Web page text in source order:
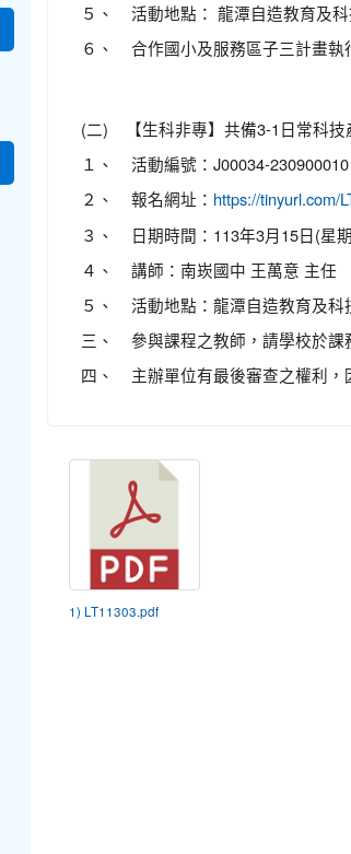
５、 活動地點： 龍潭自造教育及
６、 合作國小及服務區子三計畫執
(二) 【生科非專】共備3-1日常科技
１、 活動編號：J00034-230900010
２、 報名網址： https://tinyurl.com/
３、 日期時間：113年3月15日(星
４、 講師：南崁國中 王萬意 主任
５、 活動地點：龍潭自造教育及科
三、 參與課程之教師，請學校於課
四、 主辦單位有最後審查之權利，
1) LT11303.pdf